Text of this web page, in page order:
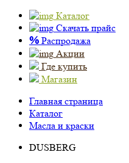
Каталог
Скачать прайс
% Распродажа
Акции
Где купить
Магазин
Главная страница
Каталог
Масла и краски
DUSBERG